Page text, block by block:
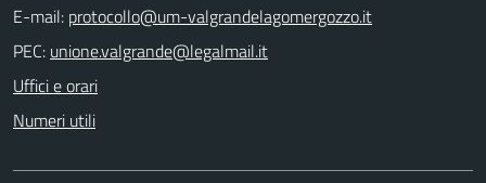
E-mail:
PEC:
Uffici e orari
Numeri utili